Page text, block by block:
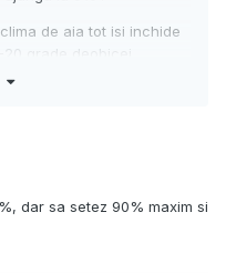
de aia tot isi inchide
grade deobicei
dar sa setez 90% maxim si